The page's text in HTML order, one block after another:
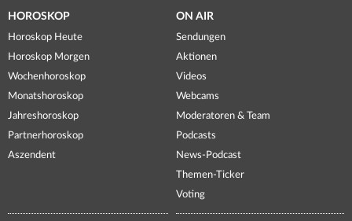
HOROSKOP
Horoskop Heute
Horoskop Morgen
Wochenhoroskop
Monatshoroskop
Jahreshoroskop
Partnerhoroskop
Aszendent
ON AIR
Sendungen
Aktionen
Videos
Webcams
Moderatoren & Team
Podcasts
News-Podcast
Themen-Ticker
Voting